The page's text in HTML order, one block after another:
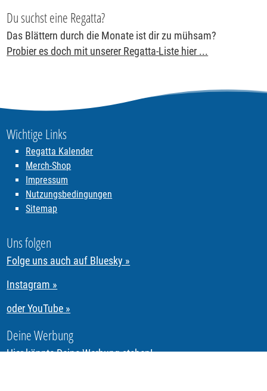
Du suchst eine Regatta?
Das Blättern durch die Monate ist dir zu mühsam?
Probier es doch mit unserer Regatta-Liste hier ...
Wichtige Links
Regatta Kalender
Merch-Shop
Impressum
Nutzungsbedingungen
Sitemap
Uns folgen
Folge uns auch auf Bluesky »
Instagram »
oder YouTube »
Deine Werbung
Hier könnte Deine Werbung stehen!